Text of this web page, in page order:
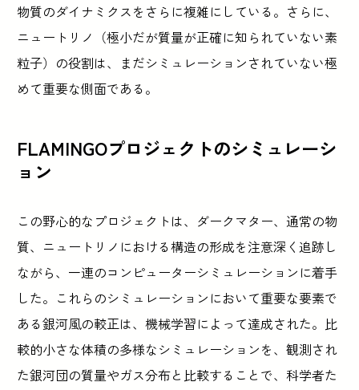
物質のダイナミクスをさらに複雑にしている。さらに、
ニュートリノ（極小だが質量が正確に知られていない素
粒子）の役割は、まだシミュレーションされていない極
めて重要な側面である。
FLAMINGOプロジェクトのシミュレーシ
ョン
この野心的なプロジェクトは、ダークマター、通常の物
質、ニュートリノにおける構造の形成を注意深く追跡し
ながら、一連のコンピューターシミュレーションに着手
した。これらのシミュレーションにおいて重要な要素で
ある銀河風の較正は、機械学習によって達成された。比
較的小さな体積の多様なシミュレーションを、観測され
た銀河団の質量やガス分布と比較することで、科学者た